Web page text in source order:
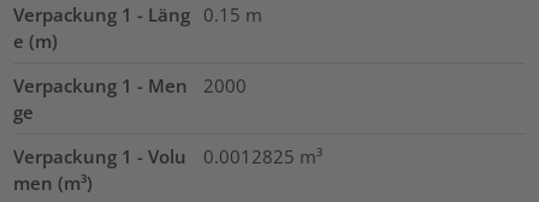
Verpackung 1 - Läng
e (m)
0.15 m
Verpackung 1 - Men
ge
2000
Verpackung 1 - Volu
men (m³)
0.0012825 m³